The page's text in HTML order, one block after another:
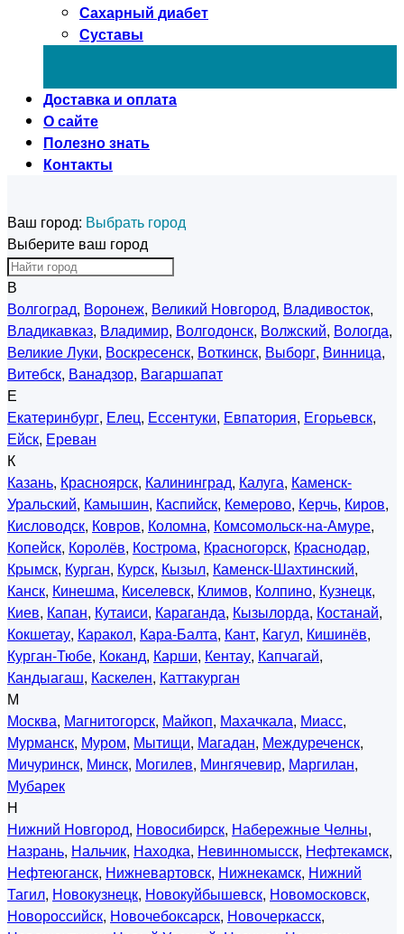
Сахарный диабет
Суставы
Доставка и оплата
О сайте
Полезно знать
Контакты
Ваш город: Выбрать город
Выберите ваш город
В
Волгоград, Воронеж, Великий Новгород, Владивосток,
Владикавказ, Владимир, Волгодонск, Волжский, Вологда,
Великие Луки, Воскресенск, Воткинск, Выборг, Винница,
Витебск, Ванадзор, Вагаршапат
Е
Екатеринбург, Елец, Ессентуки, Евпатория, Егорьевск,
Ейск, Ереван
К
Казань, Красноярск, Калининград, Калуга, Каменск-
Уральский, Камышин, Каспийск, Кемерово, Керчь, Киров,
Кисловодск, Ковров, Коломна, Комсомольск-на-Амуре,
Копейск, Королёв, Кострома, Красногорск, Краснодар,
Крымск, Курган, Курск, Кызыл, Каменск-Шахтинский,
Канск, Кинешма, Киселевск, Климов, Колпино, Кузнецк,
Киев, Капан, Кутаиси, Караганда, Кызылорда, Костанай,
Кокшетау, Каракол, Кара-Балта, Кант, Кагул, Кишинёв,
Курган-Тюбе, Коканд, Карши, Кентау, Капчагай,
Кандыагаш, Каскелен, Каттакурган
М
Москва, Магнитогорск, Майкоп, Махачкала, Миасс,
Мурманск, Муром, Мытищи, Магадан, Междуреченск,
Мичуринск, Минск, Могилев, Мингячевир, Маргилан,
Мубарек
Н
Нижний Новгород, Новосибирск, Набережные Челны,
Назрань, Нальчик, Находка, Невинномысск, Нефтекамск,
Нефтеюганск, Нижневартовск, Нижнекамск, Нижний
Тагил, Новокузнецк, Новокуйбышевск, Новомосковск,
Новороссийск, Новочебоксарск, Новочеркасск,